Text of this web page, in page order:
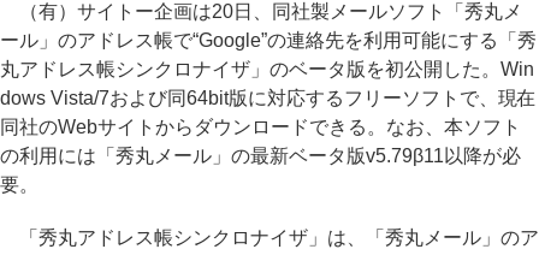
（有）サイトー企画は20日、同社製メールソフト「秀丸メ
ール」のアドレス帳で“Google”の連絡先を利用可能にする「秀
丸アドレス帳シンクロナイザ」のベータ版を初公開した。Win
dows Vista/7および同64bit版に対応するフリーソフトで、現在
同社のWebサイトからダウンロードできる。なお、本ソフト
の利用には「秀丸メール」の最新ベータ版v5.79β11以降が必
要。
「秀丸アドレス帳シンクロナイザ」は、「秀丸メール」のア